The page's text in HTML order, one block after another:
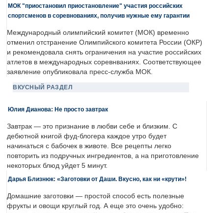
МОК "приостановил приостановление" участия российских
спортсменов в соревнованиях, получив нужные ему гарантии
Международный олимпийский комитет (МОК) временно
отменил отстранение Олимпийского комитета России (ОКР)
и рекомендовала снять ограничения на участие российских
атлетов в международных соревнваниях. Соответствующее
заявление опубликовала пресс-служба МОК.
ВКУСНЫЙ РАЗДЕЛ
Юлия Дианова: Не просто завтрак
Завтрак — это признание в любви себе и близким. С
дебютной книгой фуд-блогера каждое утро будет
начинаться с бабочек в животе. Все рецепты легко
повторить из подручных ингредиентов, а на приготовление
некоторых блюд уйдет 5 минут.
Дарья Близнюк: «Заготовки от Даши. Вкусно, как ни «крути»!
Домашние заготовки — простой способ есть полезные
фрукты и овощи круглый год. А еще это очень удобно: